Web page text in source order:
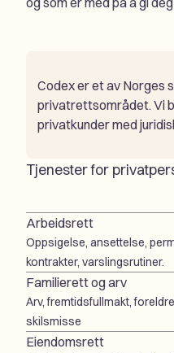
Codex er et av Norges
privatrettsområdet. Vi
privatkunder med
Tjenester for
Arbeidsrett
Oppsigelse, ansettelse,
kontrakter, varslingsrutiner.
Familierett og arv
Arv, fremtidsfullmakt,
skilsmisse
Eiendomsrett